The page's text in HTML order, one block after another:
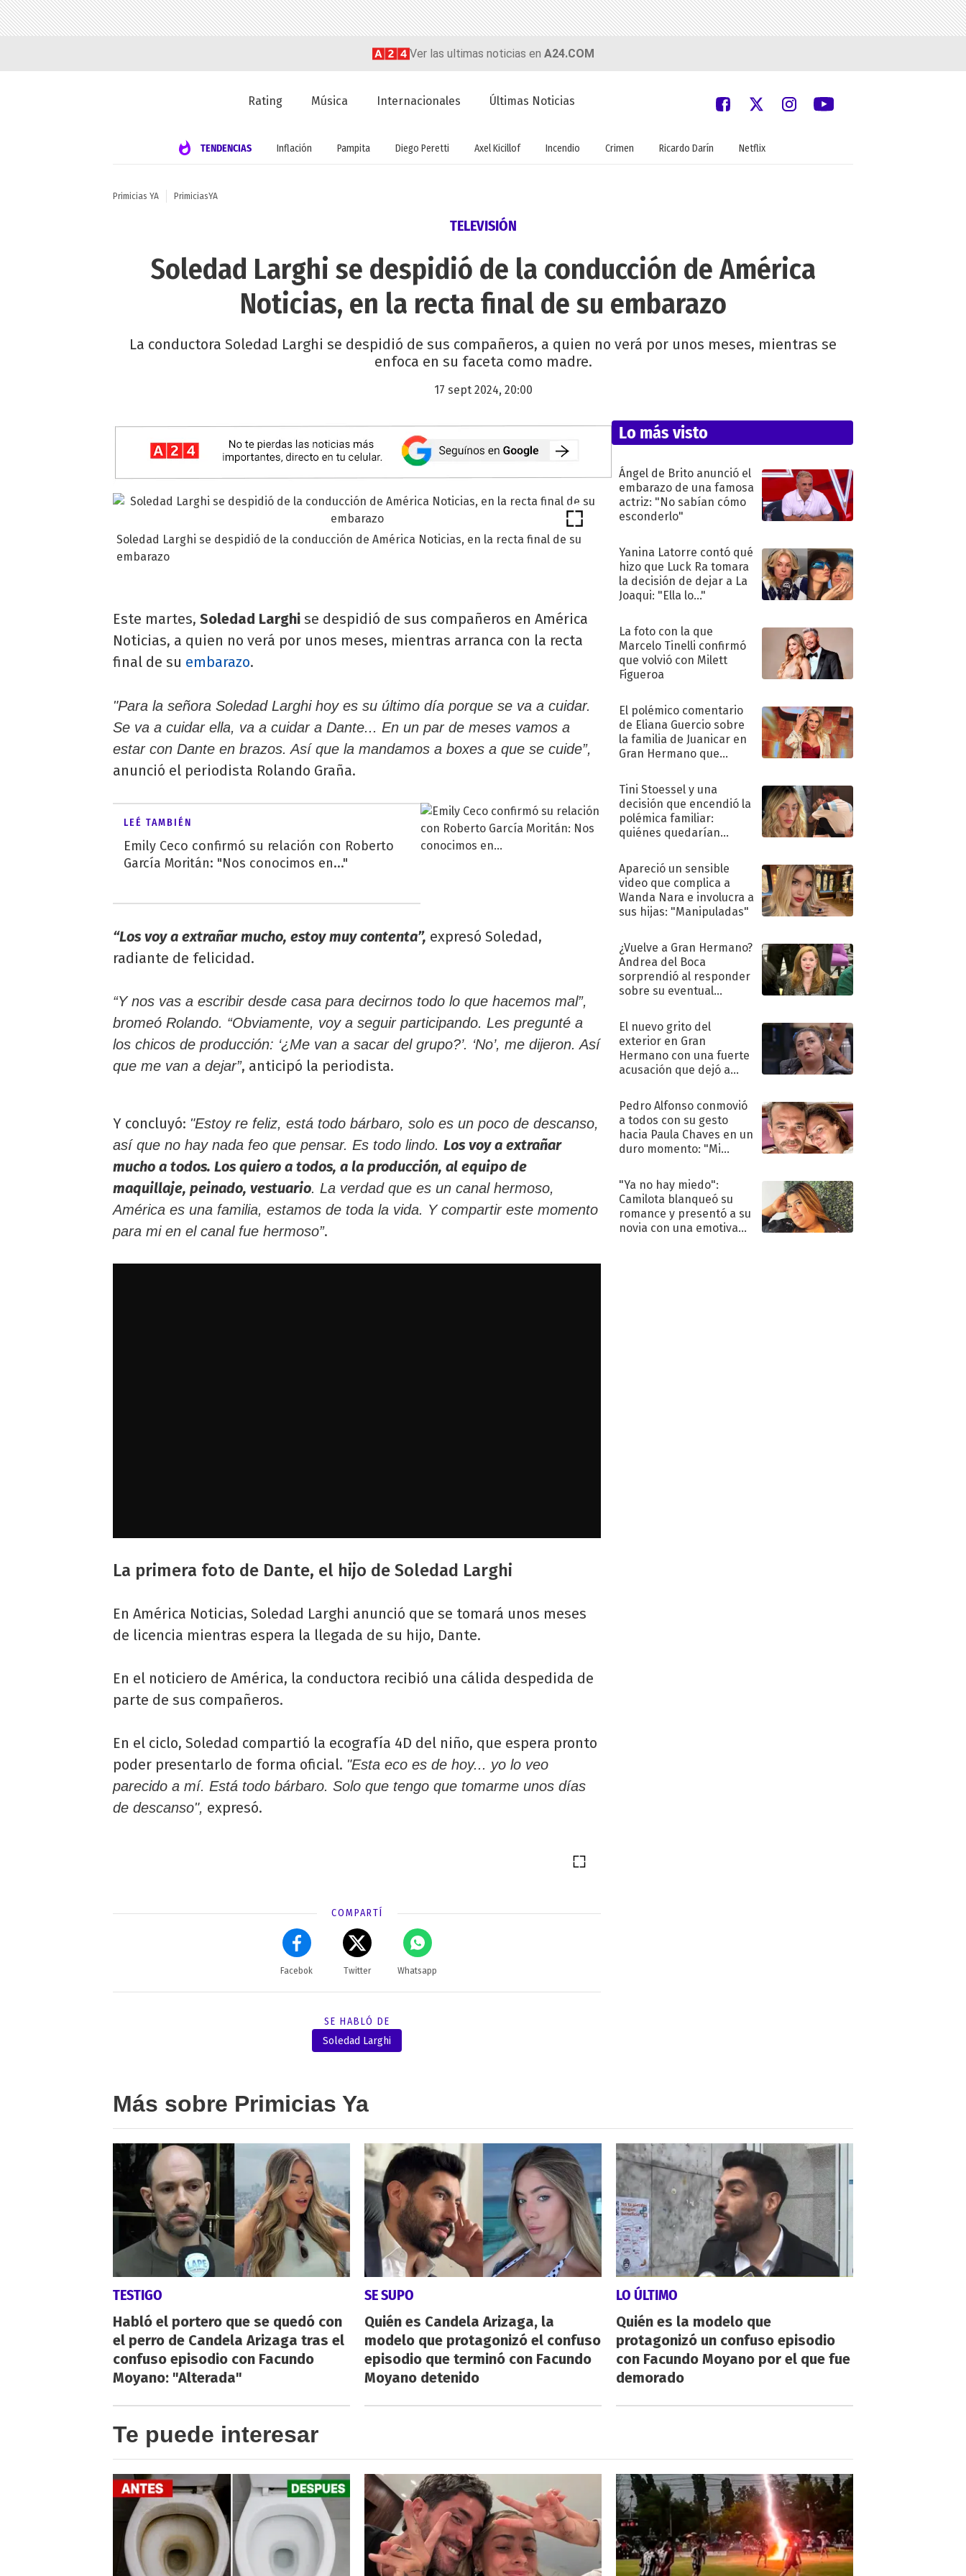
Ver las ultimas noticias en A24.COM
Rating Música Internacionales Últimas Noticias
TENDENCIAS Inflación Pampita Diego Peretti Axel Kicillof Incendio Crimen Ricardo Darín Netflix
Primicias YA PrimiciasYA
TELEVISIÓN
Soledad Larghi se despidió de la conducción de América
Noticias, en la recta final de su embarazo
La conductora Soledad Larghi se despidió de sus compañeros, a quien no verá por unos meses, mientras se
enfoca en su faceta como madre.
17 sept 2024, 20:00
Soledad Larghi se despidió de la conducción de América Noticias, en la recta final de su
embarazo
Este martes, Soledad Larghi se despidió de sus compañeros en América
Noticias, a quien no verá por unos meses, mientras arranca con la recta
final de su embarazo.
"Para la señora Soledad Larghi hoy es su último día porque se va a cuidar.
Se va a cuidar ella, va a cuidar a Dante... En un par de meses vamos a
estar con Dante en brazos. Así que la mandamos a boxes a que se cuide”,
anunció el periodista Rolando Graña.
LEÉ TAMBIÉN
Emily Ceco confirmó su relación con Roberto
García Moritán: "Nos conocimos en..."
“Los voy a extrañar mucho, estoy muy contenta”, expresó Soledad,
radiante de felicidad.
“Y nos vas a escribir desde casa para decirnos todo lo que hacemos mal”,
bromeó Rolando. “Obviamente, voy a seguir participando. Les pregunté a
los chicos de producción: ‘¿Me van a sacar del grupo?’. ‘No’, me dijeron. Así
que me van a dejar”, anticipó la periodista.
Y concluyó: "Estoy re feliz, está todo bárbaro, solo es un poco de descanso,
así que no hay nada feo que pensar. Es todo lindo. Los voy a extrañar
mucho a todos. Los quiero a todos, a la producción, al equipo de
maquillaje, peinado, vestuario. La verdad que es un canal hermoso,
América es una familia, estamos de toda la vida. Y compartir este momento
para mi en el canal fue hermoso”.
La primera foto de Dante, el hijo de Soledad Larghi
En América Noticias, Soledad Larghi anunció que se tomará unos meses
de licencia mientras espera la llegada de su hijo, Dante.
En el noticiero de América, la conductora recibió una cálida despedida de
parte de sus compañeros.
En el ciclo, Soledad compartió la ecografía 4D del niño, que espera pronto
poder presentarlo de forma oficial. "Esta eco es de hoy... yo lo veo
parecido a mí. Está todo bárbaro. Solo que tengo que tomarme unos días
de descanso", expresó.
COMPARTÍ
Facebok Twitter Whatsapp
SE HABLÓ DE
Soledad Larghi
Lo más visto
Ángel de Brito anunció el
embarazo de una famosa
actriz: "No sabían cómo
esconderlo"
Yanina Latorre contó qué
hizo que Luck Ra tomara
la decisión de dejar a La
Joaqui: "Ella lo..."
La foto con la que
Marcelo Tinelli confirmó
que volvió con Milett
Figueroa
El polémico comentario
de Eliana Guercio sobre
la familia de Juanicar en
Gran Hermano que
Tini Stoessel y una
decisión que encendió la
polémica familiar:
quiénes quedarían
Apareció un sensible
video que complica a
Wanda Nara e involucra a
sus hijas: "Manipuladas"
¿Vuelve a Gran Hermano?
Andrea del Boca
sorprendió al responder
sobre su eventual
El nuevo grito del
exterior en Gran
Hermano con una fuerte
acusación que dejó a
"Traidora"
Pedro Alfonso conmovió
a todos con su gesto
hacia Paula Chaves en un
duro momento: "Mi
terapéutico"
"Ya no hay miedo":
Camilota blanqueó su
romance y presentó a su
novia con una emotiva
Más sobre Primicias Ya
TESTIGO
Habló el portero que se quedó con
el perro de Candela Arizaga tras el
confuso episodio con Facundo
Moyano: "Alterada"
SE SUPO
Quién es Candela Arizaga, la
modelo que protagonizó el confuso
episodio que terminó con Facundo
Moyano detenido
LO ÚLTIMO
Quién es la modelo que
protagonizó un confuso episodio
con Facundo Moyano por el que fue
demorado
Te puede interesar